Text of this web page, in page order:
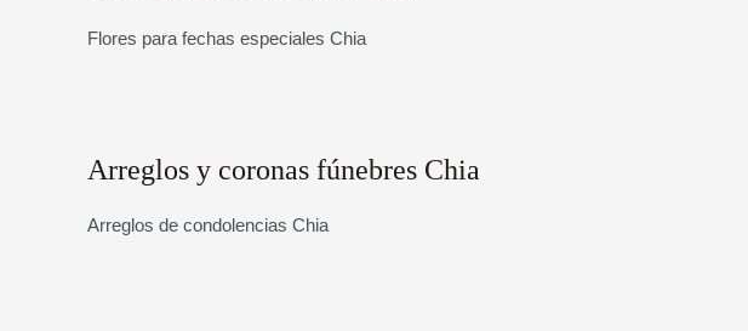
Flores para fechas especiales Chia
Arreglos y coronas fúnebres Chia
Arreglos de condolencias Chia